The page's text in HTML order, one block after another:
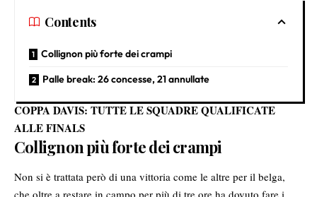
Contents
Collignon più forte dei crampi
Palle break: 26 concesse, 21 annullate
COPPA DAVIS: TUTTE LE SQUADRE QUALIFICATE
ALLE FINALS
Collignon più forte dei crampi
Non si è trattata però di una vittoria come le altre per il belga,
che oltre a restare in campo per più di tre ore ha dovuto fare i